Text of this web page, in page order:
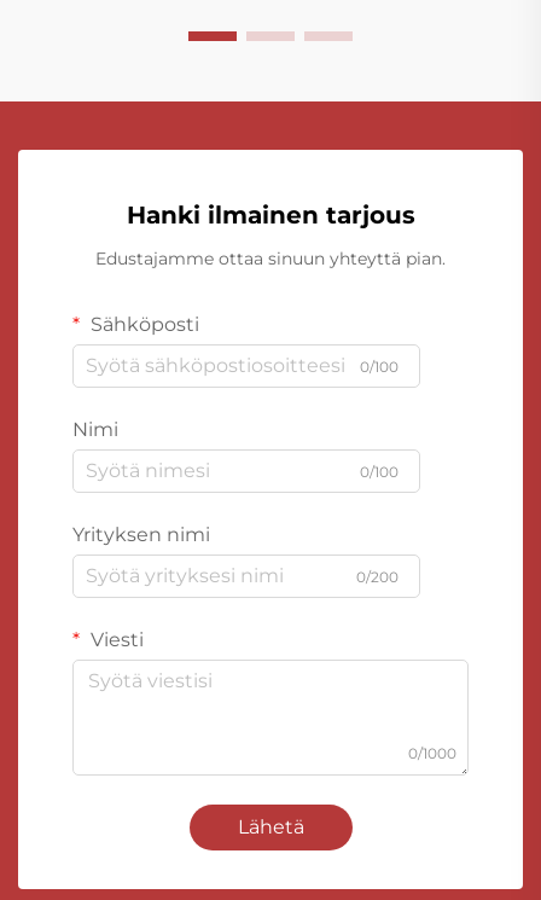
Hanki ilmainen tarjous
Edustajamme ottaa sinuun yhteyttä pian.
Sähköposti
0/100
Nimi
0/100
Yrityksen nimi
0/200
Viesti
0/1000
Lähetä